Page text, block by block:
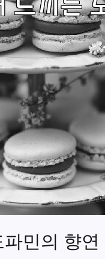
민의 향연